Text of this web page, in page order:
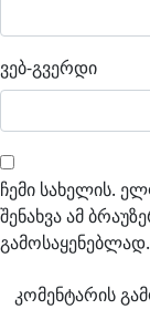
ვებ-გვერდი
ჩემი სახელის.
შენახვა ამ
გამოსაყენებლად.